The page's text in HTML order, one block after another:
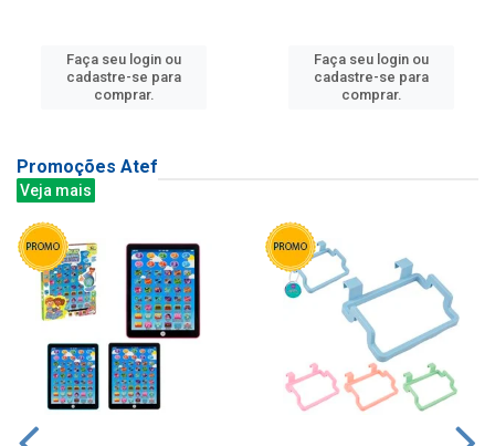
Faça seu login ou
cadastre-se para
comprar.
Faça seu login ou
cadastre-se para
comprar.
Promoções Atef
Veja mais